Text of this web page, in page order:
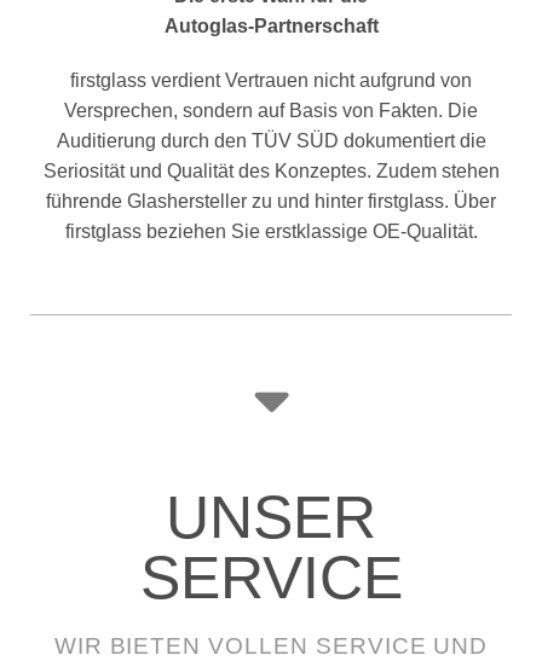
Autoglas-Partnerschaft
firstglass verdient Vertrauen nicht aufgrund von
Versprechen, sondern auf Basis von Fakten. Die
Auditierung durch den TÜV SÜD dokumentiert die
Seriosität und Qualität des Konzeptes. Zudem stehen
führende Glashersteller zu und hinter firstglass. Über
firstglass beziehen Sie erstklassige OE-Qualität.
UNSER
SERVICE
WIR BIETEN VOLLEN SERVICE UND